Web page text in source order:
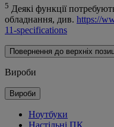
5 Деякі функції
обладнання, див. https://
11-specifications
Повернення до верхніх
Вироби
Вироби
Ноутбуки
Настільні ПК